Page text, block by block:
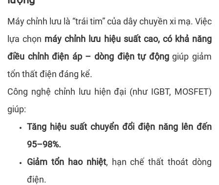
Máy chỉnh lưu là “trái tim” của dây chuyền xi mạ. Việc
lựa chọn máy chỉnh lưu hiệu suất cao, có khả năng
điều chỉnh điện áp – dòng điện tự độnggiúp giảm
tổn thất điện đáng kể.
Công nghệ chỉnh lưu hiện đại (như IGBT, MOSFET)
giúp:
Tăng hiệu suất chuyển đổi điện năng lên đến
95–98%.
Giảm tổn hao nhiệt, hạn chế thất thoát dòng
điện.